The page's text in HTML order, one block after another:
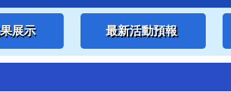
展示 最新活動預報